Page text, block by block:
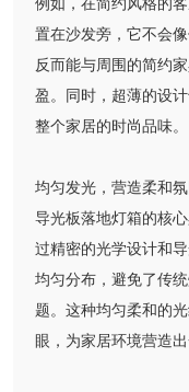
例如，在简约风格的
置在沙发旁，它不会
反而能与周围的简约
盈。同时，超薄的设
整个家居的时尚品味。
均匀发光，营造柔和氛
导光板落地灯箱的核
过精密的光学设计和
均匀分布，避免了传
题。这种均匀柔和的
眼，为家居环境营造